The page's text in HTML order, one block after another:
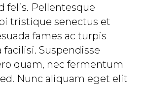
felis. Pellentesque
tristique senectus et
fames ac turpis
facilisi. Suspendisse
quam, nec fermentum
Nunc aliquam eget elit